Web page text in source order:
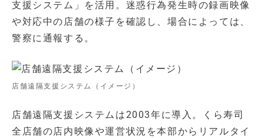
支援システム」を活用。迷惑行為発生時の録画映像
や対応中の店舗の様子を確認し、場合によっては、
警察に通報する。
店舗遠隔支援システム（イメージ）
店舗遠隔支援システムは2003年に導入。くら寿司
全店舗の店内映像や運営状況を本部からリアルタイ